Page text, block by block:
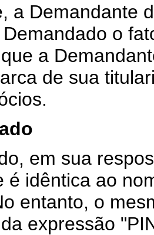
a Demandante
o
a
de sua
em sua
é idêntica ao
entanto, o
expressão